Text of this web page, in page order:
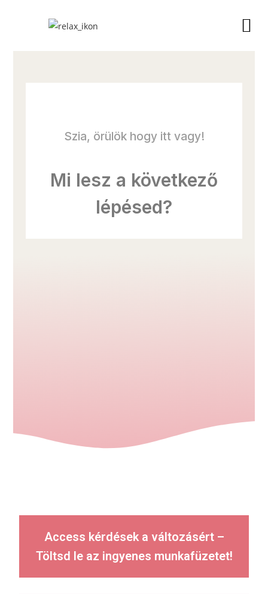
Szia, örülök hogy itt vagy!
Mi lesz a következő
lépésed?
Access kérdések a változásért –
Töltsd le az ingyenes munkafüzetet!